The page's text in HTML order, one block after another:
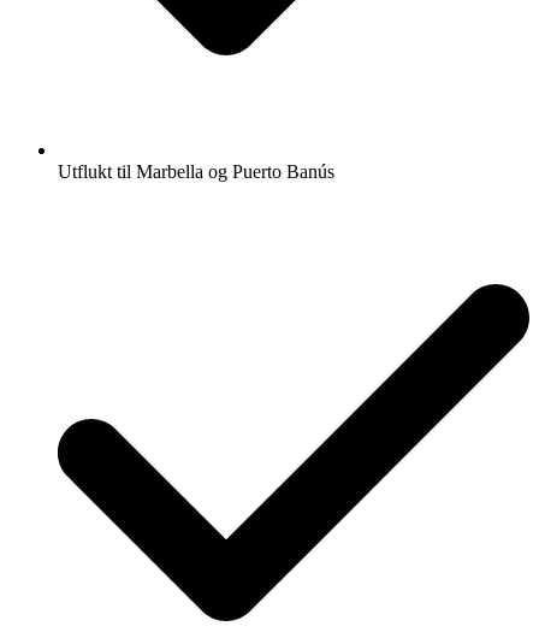
Utflukt til Marbella og Puerto Banús